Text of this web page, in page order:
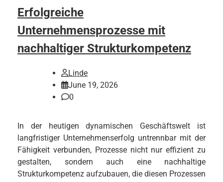
Erfolgreiche
Unternehmensprozesse mit
nachhaltiger Strukturkompetenz
Linde
June 19, 2026
0
In der heutigen dynamischen Geschäftswelt ist
langfristiger Unternehmenserfolg untrennbar mit der
Fähigkeit verbunden, Prozesse nicht nur effizient zu
gestalten, sondern auch eine nachhaltige
Strukturkompetenz aufzubauen, die diesen Prozessen